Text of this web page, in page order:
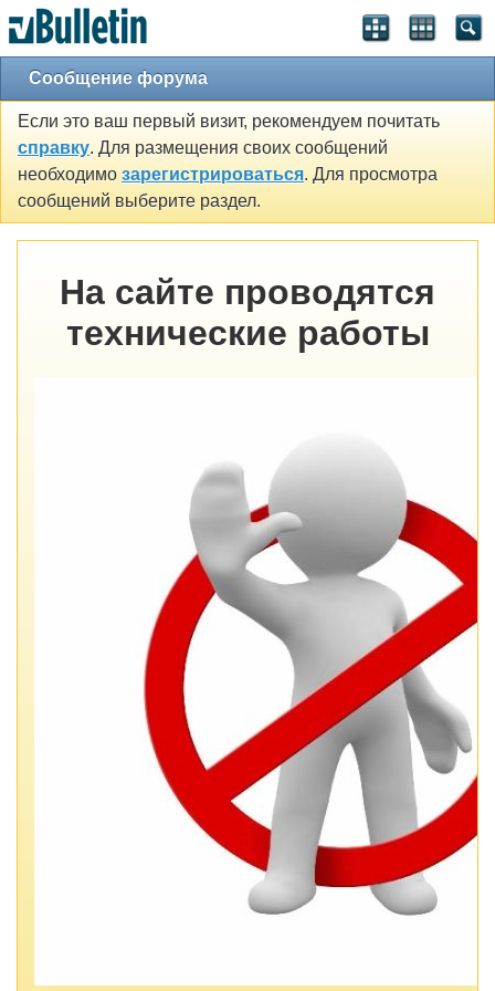
Сообщение форума
Если это ваш первый визит, рекомендуем почитать
справку. Для размещения своих сообщений
необходимо зарегистрироваться. Для просмотра
сообщений выберите раздел.
На сайте проводятся
технические работы